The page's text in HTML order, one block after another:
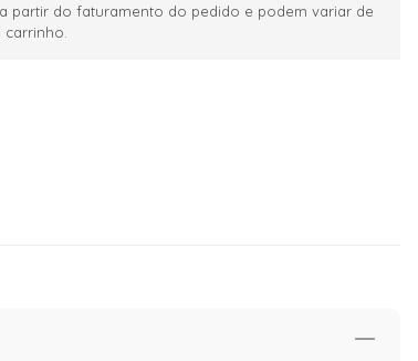
partir do faturamento do pedido e podem variar de